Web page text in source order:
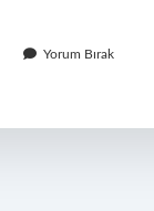
Yorum Bırak